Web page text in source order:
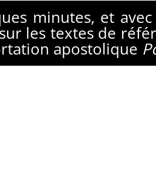
minutes, et
les textes de
apostolique